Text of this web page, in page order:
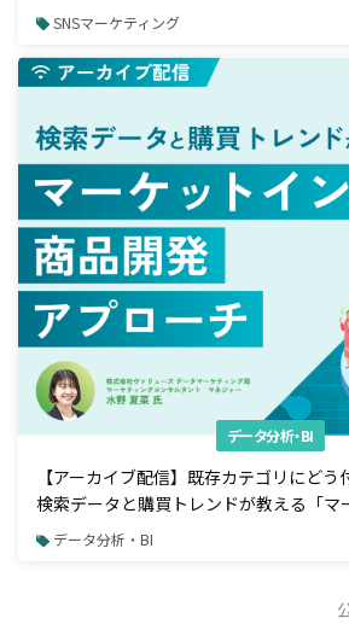
SNSマーケティング
データ分析・BI
【アーカイブ配信】既存カテゴリにどう
検索データと購買トレンドが教える「マ
品開発アプローチ
データ分析・BI